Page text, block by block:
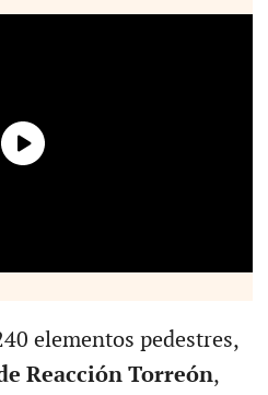
elementos pedestres,
Reacción Torreón,